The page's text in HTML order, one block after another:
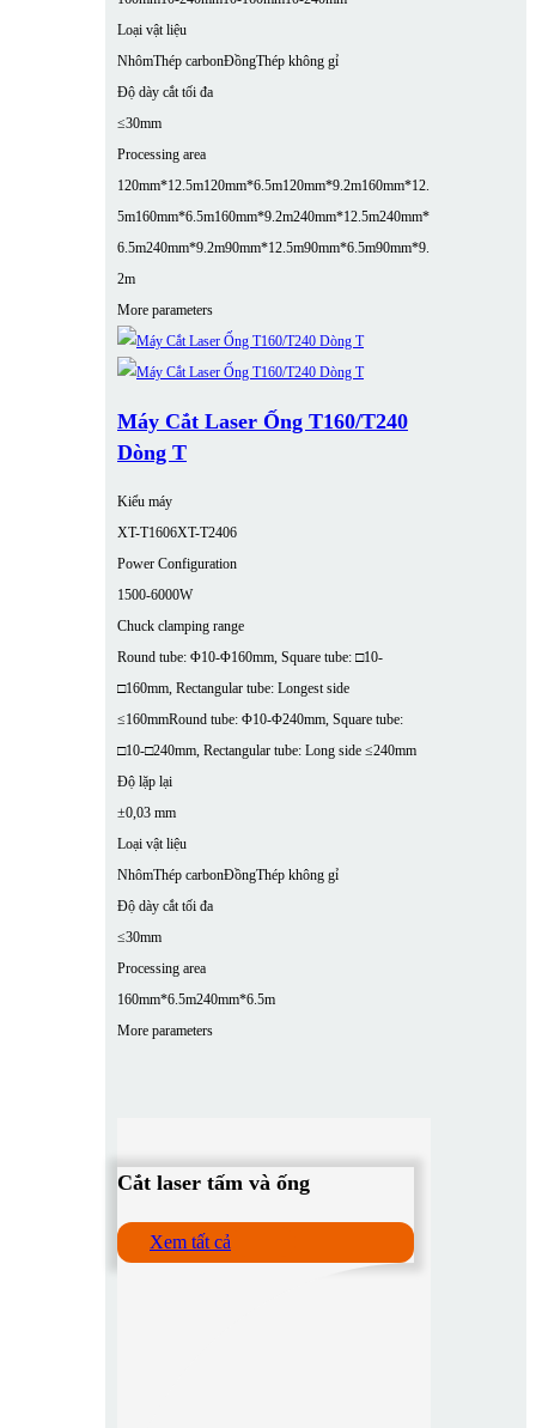
Loại vật liệu
NhômThép carbonĐồngThép không gỉ
Độ dày cắt tối đa
≤30mm
Processing area
120mm*12.5m120mm*6.5m120mm*9.2m160mm*12.
5m160mm*6.5m160mm*9.2m240mm*12.5m240mm*
6.5m240mm*9.2m90mm*12.5m90mm*6.5m90mm*9.
2m
More parameters
Máy Cắt Laser Ống T160/T240
Dòng T
Kiểu máy
XT-T1606XT-T2406
Power Configuration
1500-6000W
Chuck clamping range
Round tube: Φ10-Φ160mm, Square tube: □10-
□160mm, Rectangular tube: Longest side
≤160mmRound tube: Φ10-Φ240mm, Square tube:
□10-□240mm, Rectangular tube: Long side ≤240mm
Độ lặp lại
±0,03 mm
Loại vật liệu
NhômThép carbonĐồngThép không gỉ
Độ dày cắt tối đa
≤30mm
Processing area
160mm*6.5m240mm*6.5m
More parameters
Cắt laser tấm và ống
Xem tất cả